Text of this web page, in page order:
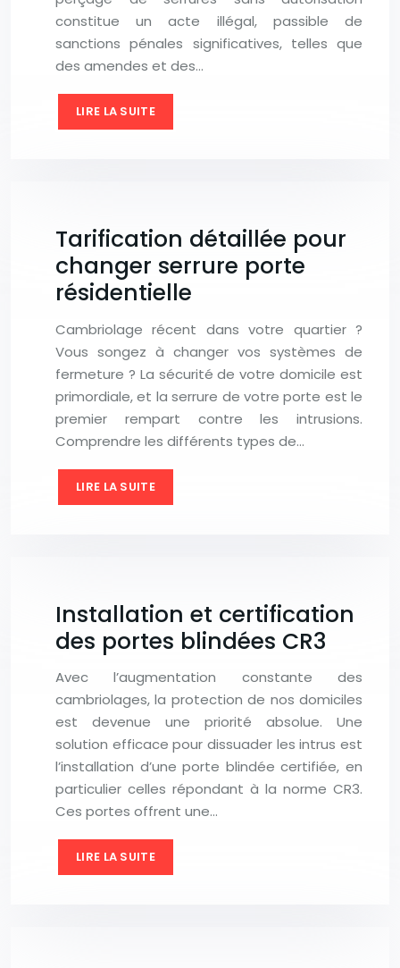
constitue un acte illégal, passible de
sanctions pénales significatives, telles que
des amendes et des…
LIRE LA SUITE
Tarification détaillée pour
changer serrure porte
résidentielle
Cambriolage récent dans votre quartier ?
Vous songez à changer vos systèmes de
fermeture ? La sécurité de votre domicile est
primordiale, et la serrure de votre porte est le
premier rempart contre les intrusions.
Comprendre les différents types de…
LIRE LA SUITE
Installation et certification
des portes blindées CR3
Avec l’augmentation constante des
cambriolages, la protection de nos domiciles
est devenue une priorité absolue. Une
solution efficace pour dissuader les intrus est
l’installation d’une porte blindée certifiée, en
particulier celles répondant à la norme CR3.
Ces portes offrent une…
LIRE LA SUITE